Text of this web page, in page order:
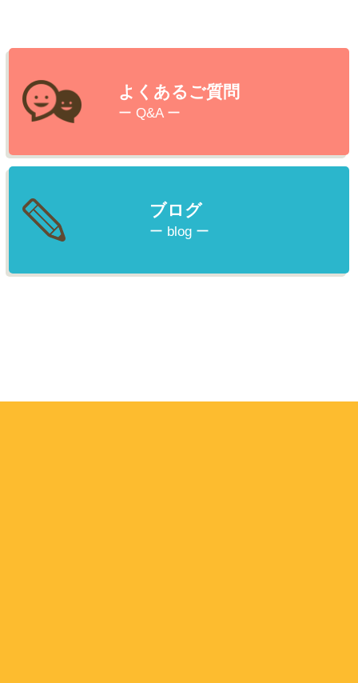
よくあるご質問
ー Q&A ー
ブログ
ー blog ー